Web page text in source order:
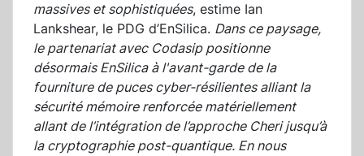
massives et sophistiquées, estime Ian
Lankshear, le PDG d’EnSilica. Dans ce paysage,
le partenariat avec Codasip positionne
désormais EnSilica à l'avant-garde de la
fourniture de puces cyber-résilientes alliant la
sécurité mémoire renforcée matériellement
allant de l’intégration de l’approche Cheri jusqu’à
la cryptographie post-quantique. En nous